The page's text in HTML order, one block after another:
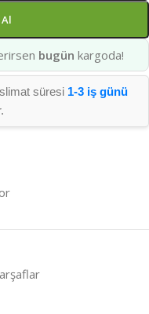
bugün kargoda!
süresi 1-3 iş günü